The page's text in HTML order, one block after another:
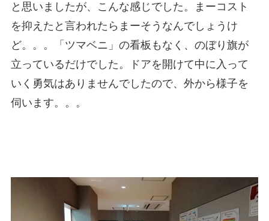
と思いましたが、こんな感じでした。まーコスト
を抑えたと言われたらまーそうなんでしょうけ
ど。。。「ツマベニ」の看板もなく、のぼり旗が
立っているだけでした。ドアを開けて中に入って
いく勇気はありませんでしたので、外から様子を
伺います。。。